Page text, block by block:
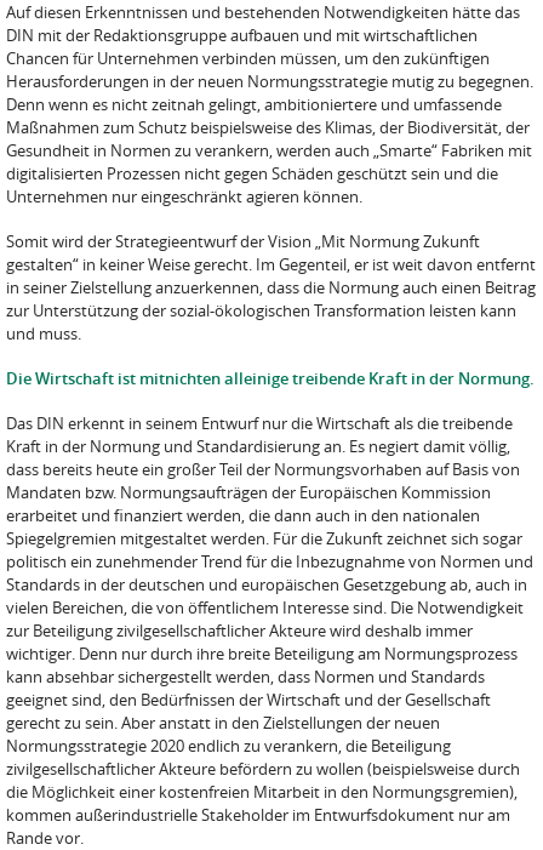
Auf diesen Erkenntnissen und bestehenden Notwendigkeiten hätte das
DIN mit der Redaktions­gruppe aufbauen und mit wirtschaftlichen
Chancen für Unternehmen verbinden müssen, um den zukünftigen
Herausforderungen in der neuen Normungsstrategie mutig zu begegnen.
Denn wenn es nicht zeitnah gelingt, ambitioniertere und umfassende
Maßnahmen zum Schutz beispielsweise des Klimas, der Biodiversität, der
Gesundheit in Normen zu verankern, werden auch „Smarte“ Fabriken mit
digitalisierten Prozessen nicht gegen Schäden geschützt sein und die
Unternehmen nur eingeschränkt agieren können.
Somit wird der Strategieentwurf der Vision „Mit Normung Zukunft
gestalten“ in keiner Weise gerecht. Im Gegenteil, er ist weit davon entfernt
in seiner Zielstellung anzuerkennen, dass die Normung auch einen Beitrag
zur Unterstützung der sozial-ökologischen Transformation leisten kann
und muss.
Die Wirtschaft ist mitnichten alleinige treibende Kraft in der Normung.
Das DIN erkennt in seinem Entwurf nur die Wirtschaft als die treibende
Kraft in der Normung und Standardisierung an. Es negiert damit völlig,
dass bereits heute ein großer Teil der Normungsvorhaben auf Basis von
Mandaten bzw. Normungsaufträgen der Europäischen Kommission
erarbeitet und finanziert werden, die dann auch in den nationalen
Spiegelgremien mitgestaltet werden. Für die Zukunft zeichnet sich sogar
politisch ein zunehmender Trend für die Inbezugnahme von Normen und
Standards in der deutschen und europäischen Gesetzgebung ab, auch in
vielen Bereichen, die von öffentlichem Interesse sind. Die Notwendigkeit
zur Beteiligung zivilgesellschaftlicher Akteure wird deshalb immer
wichtiger. Denn nur durch ihre breite Beteiligung am Normungsprozess
kann absehbar sichergestellt werden, dass Normen und Standards
geeignet sind, den Bedürfnissen der Wirtschaft und der Gesellschaft
gerecht zu sein. Aber anstatt in den Zielstellungen der neuen
Normungsstrategie 2020 endlich zu verankern, die Beteiligung
zivilgesellschaftlicher Akteure befördern zu wollen (beispielsweise durch
die Möglichkeit einer kostenfreien Mitarbeit in den Normungsgremien),
kommen außerindustrielle Stakeholder im Entwurfsdokument nur am
Rande vor.